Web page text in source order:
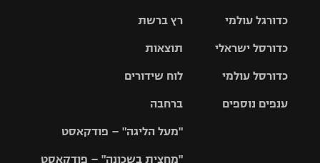
רץ ברשת
תוצאות
לוח שידורים
ברחבה
"מעל הליגה" – פודקאסט
"מחצית בשכונה" – פודקאסט
גביע הטוטו
כדורגל עולמי
האלופות
ליגה
כדורסל ישראלי
סל
כדורסל עולמי
ענפים נוספים